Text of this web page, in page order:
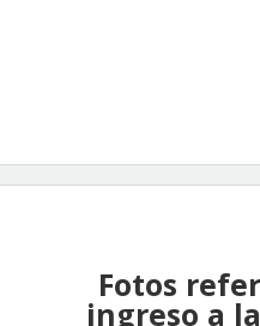
Fotos
ingreso a